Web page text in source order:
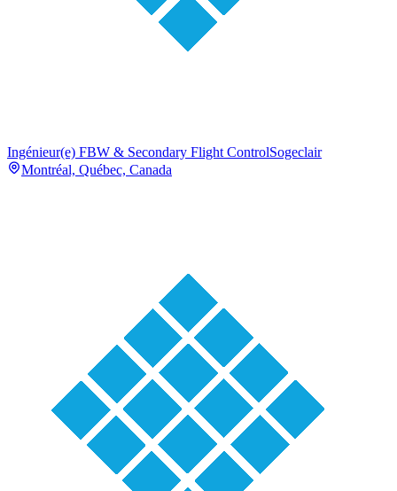
Ingénieur(e) FBW & Secondary Flight ControlSogeclair
Montréal, Québec, Canada